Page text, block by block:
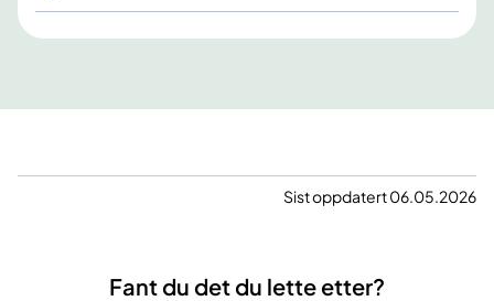
Sist oppdatert 06.05.2026
Fant du det du lette etter?